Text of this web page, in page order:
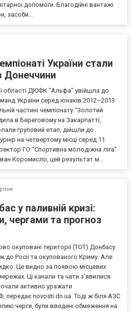
допомоги. Благодійні вантажі
засоби...
України стали
Донеччини
області ДЮФК “Альфа” увійшла до
України серед юнаків 2012–2013
частині чемпіонату “Золотий
в Береговому на Закарпатті,
груповий етап, дійшли до
на четвертому місці серед 11
ГО “Спортивна молодіжна ліга”
Коромисло, цей результат м...
у паливній кризі:
чергами та прогноз
окуповані території (ТОТ) Донбасу
до Росії та окупованого Криму. Але
Це видно за появою місцевих
Ці канали та чати з’явилися
активно уражати
передає novosti.dn.ua. Тоді ж біля АЗС
черги, були введені обмеження на